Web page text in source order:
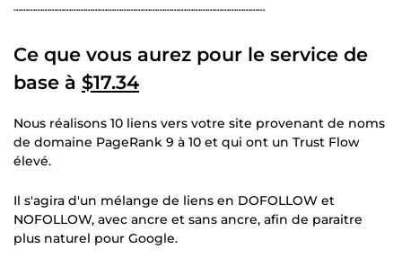
┄┄┄┄┄┄┄┄┄┄┄┄┄┄┄┄┄┄┄┄┄┄┄┄┄┄┄┄┄┄┄┄┄┄┄
Ce que vous aurez pour le service de
base à $17.34
Nous réalisons 10 liens vers votre site provenant de noms
de domaine PageRank 9 à 10 et qui ont un Trust Flow
élevé.
Il s'agira d'un mélange de liens en DOFOLLOW et
NOFOLLOW, avec ancre et sans ancre, afin de paraitre
plus naturel pour Google.